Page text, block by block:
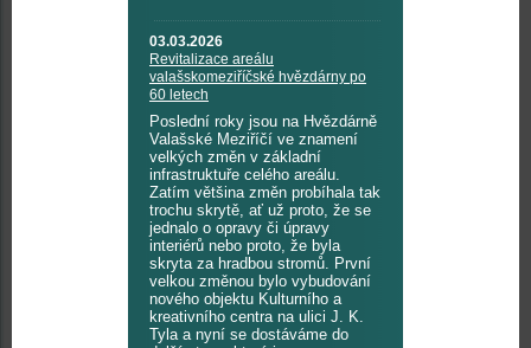
03.03.2026
Revitalizace areálu
valašskomeziříčské hvězdárny po
60 letech
Poslední roky jsou na Hvězdárně
Valašské Meziříčí ve znamení
velkých změn v základní
infrastruktuře celého areálu.
Zatím většina změn probíhala tak
trochu skrytě, ať už proto, že se
jednalo o opravy či úpravy
interiérů nebo proto, že byla
skryta za hradbou stromů. První
velkou změnou bylo vybudování
nového objektu Kulturního a
kreativního centra na ulici J. K.
Tyla a nyní se dostáváme do